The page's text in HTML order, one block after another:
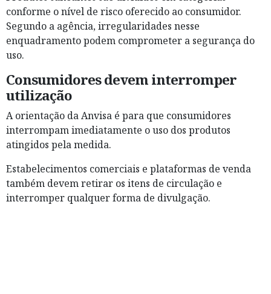
conforme o nível de risco oferecido ao consumidor.
Segundo a agência, irregularidades nesse
enquadramento podem comprometer a segurança do
uso.
Consumidores devem interromper
utilização
A orientação da Anvisa é para que consumidores
interrompam imediatamente o uso dos produtos
atingidos pela medida.
Estabelecimentos comerciais e plataformas de venda
também devem retirar os itens de circulação e
interromper qualquer forma de divulgação.